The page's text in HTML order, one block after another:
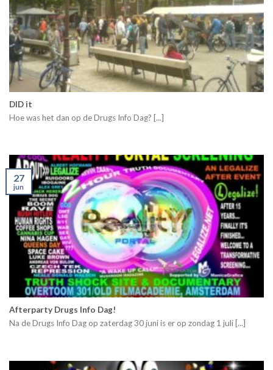
DID it
Hoe was het dan op de Drugs Info Dag? [...]
Afterparty Drugs Info Dag!
Na de Drugs Info Dag op zaterdag 30 juni is er op zondag 1 juli [...]
27
jun